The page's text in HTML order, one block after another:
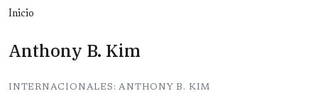
Inicio
Anthony B. Kim
INTERNACIONALES: ANTHONY B. KIM